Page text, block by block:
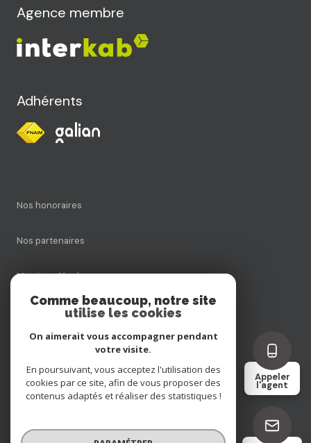
Appeler
l'agent
Agence membre
Adhérents
Nos honoraires
Nos partenaires
Mentions légales
Cookies
© 2026 | Tous droits réservés
Comme beaucoup, notre site
utilise les cookies
On aimerait vous accompagner pendant
votre visite.
En poursuivant, vous acceptez l'utilisation des
cookies par ce site, afin de vous proposer des
contenus adaptés et réaliser des statistiques !